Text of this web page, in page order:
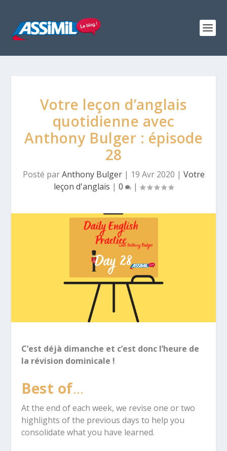
Votre leçon d’anglais
quotidienne avec
Anthony Bulger : épisode
28
Posté parAnthony Bulger| 19 Avr 2020 | Votre
leçon d'anglais | 0 |
C’est déjà dimanche et c’est donc l’heure de
la révision dominicale !
Best of…
At the end of each week, we revise one or two
highlights of the previous days to help you
consolidate what you have learned.